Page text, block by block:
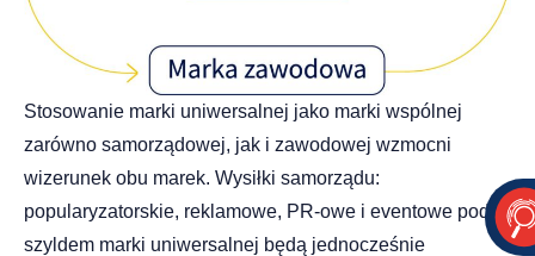
Stosowanie marki uniwersalnej jako marki wspólnej
zarówno samorządowej, jak i zawodowej wzmocni
wizerunek obu marek. Wysiłki samorządu:
popularyzatorskie, reklamowe, PR-owe i eventowe pod
szyldem marki uniwersalnej będą jednocześnie